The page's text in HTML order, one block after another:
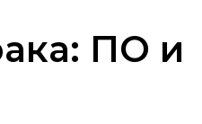
ПО и